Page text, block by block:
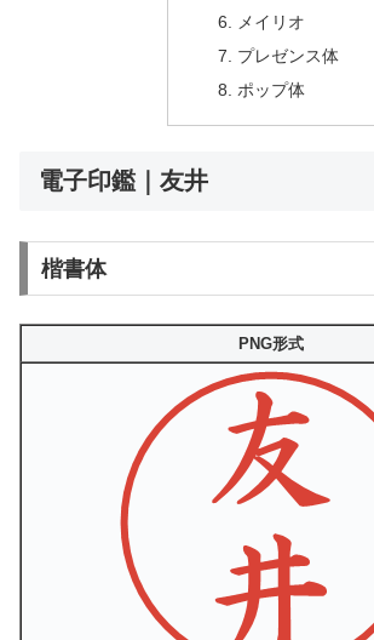
メイリオ
プレゼンス体
ポップ体
電子印鑑｜友井
楷書体
PNG形式